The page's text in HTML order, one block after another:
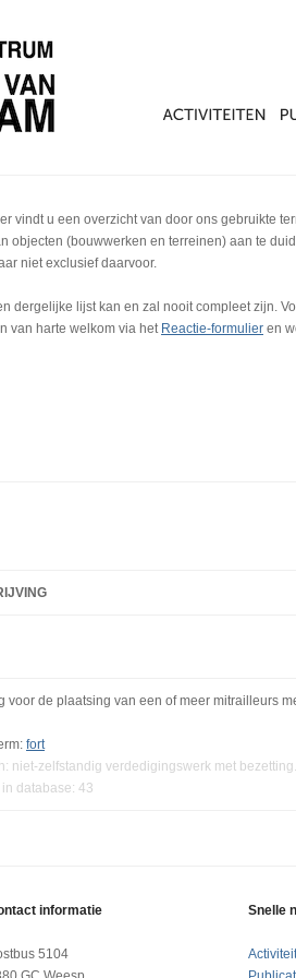
vindt u een overzicht van door ons gebruikte
objecten (bouwwerken en terreinen) aan te
niet exclusief daarvoor.
dergelijke lijst kan en zal nooit compleet zijn.
van harte welkom via het Reactie-formulier en
voor de plaatsing van een of meer mitrailleurs
fort
niet-zelfstandig verdedigingswerk met bezetting.
database: 43
informatie
5104
Snelle